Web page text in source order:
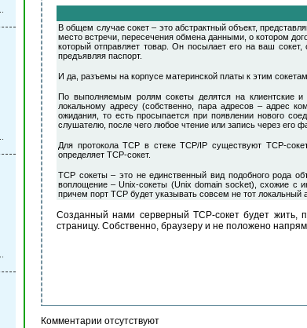
В общем случае сокет – это абстрактный объект,
место встречи, пересечения обмена данными, о котором
который отправляет товар. Он посылает его на ваш
предъявляя паспорт.
И да, разъемы на корпусе материнской платы к этим
По выполняемым ролям сокеты делятся на клиентские
локальному адресу (собственно, пара адресов – адрес
ожидания, то есть просыпается при появлении нового
слушателю, после чего любое чтение или запись через его
Для протокола TCP в стеке TCP/IP существуют TCP-
определяет TCP-сокет.
TCP сокеты – это не единственный вид подобного рода
воплощение – Unix-сокеты (Unix domain socket), схожие с
причем порт TCP будет указывать совсем не тот локальный
Созданный нами серверный TCP-сокет будет жить,
страницу. Собственно, браузеру и не положено
Комментарии отсутствуют